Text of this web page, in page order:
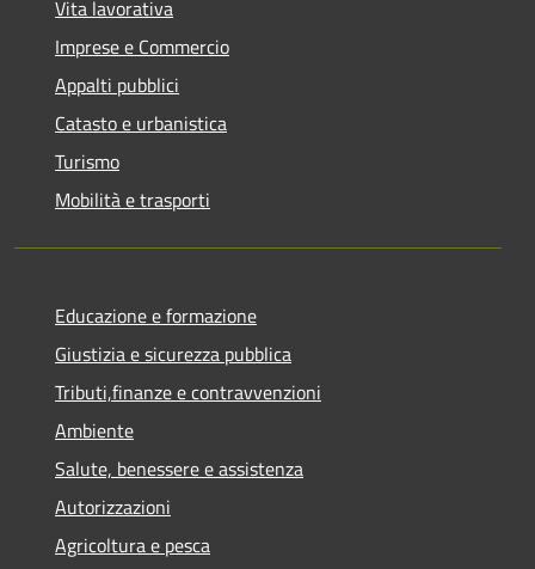
Vita lavorativa
Imprese e Commercio
Appalti pubblici
Catasto e urbanistica
Turismo
Mobilità e trasporti
Educazione e formazione
Giustizia e sicurezza pubblica
Tributi,finanze e contravvenzioni
Ambiente
Salute, benessere e assistenza
Autorizzazioni
Agricoltura e pesca